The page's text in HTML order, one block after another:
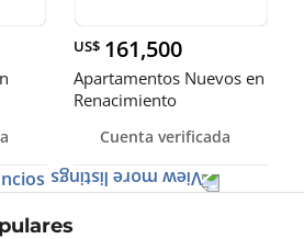
US$ 161,500
Apartamentos Nuevos en
Renacimiento
Cuenta verificada